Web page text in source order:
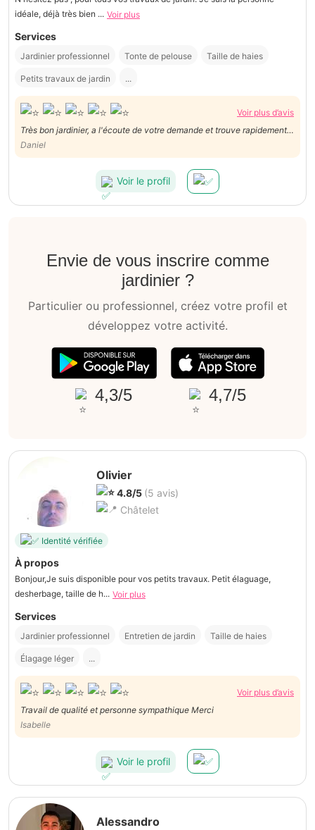
idéale, déjà très bien ... Voir plus
Services
Jardinier professionnel Tonte de pelouse Taille de haies
Petits travaux de jardin ...
Voir plus d’avis
Très bon jardinier, a l'écoute de votre demande et trouve rapidement
des solutions! Je vous le recommande, vous ne serez pas déçu!
Daniel
Voir le profil
Envie de vous inscrire comme
jardinier ?
Particulier ou professionnel, créez votre profil et
développez votre activité.
4,3/5 4,7/5
Olivier
4.8/5 (5 avis)
Châtelet
Identité vérifiée
À propos
Bonjour,Je suis disponible pour vos petits travaux. Petit élaguage,
desherbage, taille de h... Voir plus
Services
Jardinier professionnel Entretien de jardin Taille de haies
Élagage léger ...
Voir plus d’avis
Travail de qualité et personne sympathique Merci
Isabelle
Voir le profil
Alessandro